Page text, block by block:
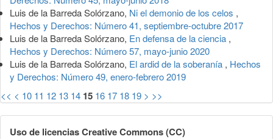
Luis de la Barreda Solórzano, Ni el demonio de los celos ,
Hechos y Derechos: Número 41, septiembre-octubre 2017
Luis de la Barreda Solórzano, En defensa de la ciencia ,
Hechos y Derechos: Número 57, mayo-junio 2020
Luis de la Barreda Solórzano, El ardid de la soberanía , Hechos
y Derechos: Número 49, enero-febrero 2019
<< < 10 11 12 13 14 15 16 17 18 19 > >>
Uso de licencias Creative Commons (CC)